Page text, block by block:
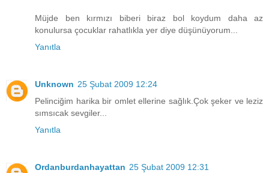
Müjde ben kırmızı biberi biraz bol koydum daha az
konulursa çocuklar rahatlıkla yer diye düşünüyorum...
Yanıtla
Unknown 25 Şubat 2009 12:24
Pelinciğim harika bir omlet ellerine sağlık.Çok şeker ve leziz
sımsıcak sevgiler...
Yanıtla
Ordanburdanhayattan 25 Şubat 2009 12:31